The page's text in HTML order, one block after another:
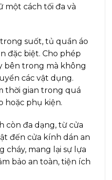
một cách tối đa và
suốt, tủ quần áo
đặc biệt. Cho phép
bên trong mà không
các vật dụng.
thời gian trong quá
hoặc phụ kiện.
còn đa dạng, từ cửa
đến cửa kính dán an
cháy, mang lại sự lựa
bảo an toàn, tiện ích